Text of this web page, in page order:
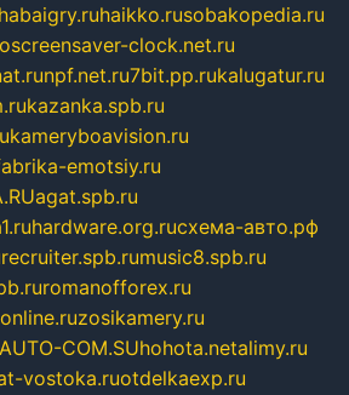
habaigry.ruhaikko.rusobakopedia.ru
screensaver-clock.net.ru
npf.net.ru7bit.pp.rukalugatur.ru
kazanka.spb.ru
kameryboavision.ru
emotsiy.ru
agat.spb.ru
hardware.org.ruсхема-авто.рф
recruiter.spb.rumusic8.spb.ru
romanofforex.ru
zosikamery.ru
AUTO-COM.SUhohota.netalimy.ru
vostoka.ruotdelkaexp.ru